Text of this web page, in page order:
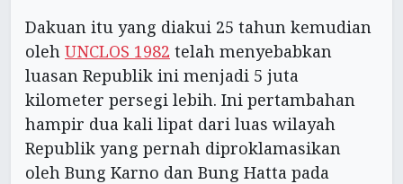
Dakuan itu yang diakui 25 tahun kemudian
oleh UNCLOS 1982 telah menyebabkan
luasan Republik ini menjadi 5 juta
kilometer persegi lebih. Ini pertambahan
hampir dua kali lipat dari luas wilayah
Republik yang pernah diproklamasikan
oleh Bung Karno dan Bung Hatta pada